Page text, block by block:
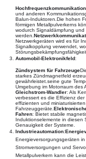
und anderen
Balun-Induktoren.Die hohen
förmigen Metallpulverkerns
wodurch Signaldämpfung und
werden.
Netzwerkgeräten wird es für
Signalkopplung verwendet,
Automobil-Elektronikfeld :
Zündsystem für Fahrzeuge
starkes Zündmagnetfeld
gewährleistet.seine gute
Umgebung im Motorraum des
Gleichstrom-Wandler: Als
verbessert es die Effizienz
effizienten und
Fahrzeuggeräte.
Fahren: Bietet stabile
Induktionselemente in diesen
Genauigkeit der Systeme.
Industrieautomation:
Energieversorgungsgeräten
Stromversorgungen und
Metallpulverkern kann die